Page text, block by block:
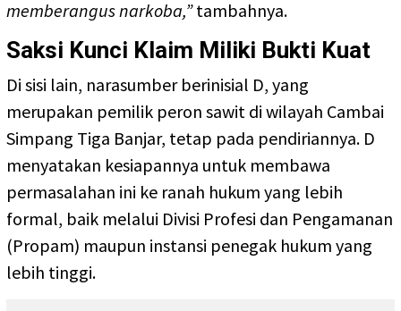
memberangus narkoba,”tambahnya.
Saksi Kunci Klaim Miliki Bukti Kuat
Di sisi lain, narasumber berinisial D, yang
merupakan pemilik peron sawit di wilayah Cambai
Simpang Tiga Banjar, tetap pada pendiriannya. D
menyatakan kesiapannya untuk membawa
permasalahan ini ke ranah hukum yang lebih
formal, baik melalui Divisi Profesi dan Pengamanan
(Propam) maupun instansi penegak hukum yang
lebih tinggi.